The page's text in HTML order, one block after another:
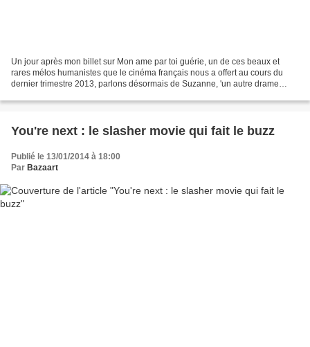
Un jour après mon billet sur Mon ame par toi guérie, un de ces beaux et
rares mélos humanistes que le cinéma français nous a offert au cours du
dernier trimestre 2013, parlons désormais de Suzanne, 'un autre drame
You're next : le slasher movie qui fait le buzz
Publié le 13/01/2014 à 18:00
Par Bazaart